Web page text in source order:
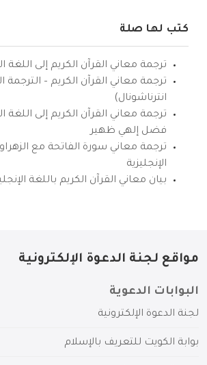
كتب لها صلة
ترجمة معاني القرآن الكريم إلى اللغة
ترجمة معاني القرآن الكريم – الترجمة
انترناشونال)
ترجمة معاني القرآن الكريم إلى اللغة
فضل إلهي ظهير
ترجمة معاني سورة الفاتحة مع
الإنجليزية
بيان معاني القرآن الكريم باللغة
مواقع لجنة الدعوة الإلكترونية
البوابات الدعوية
لجنة الدعوة الإلكترونية
بوابة الكويت للتعريف بالإسلام